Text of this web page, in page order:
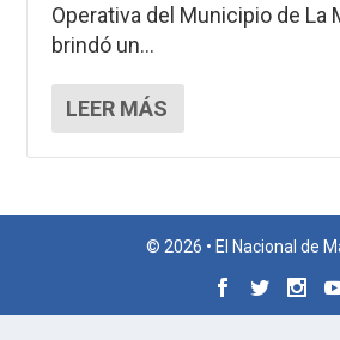
Operativa del Municipio de La
brindó un...
LEER MÁS
© 2026 • El Nacional de